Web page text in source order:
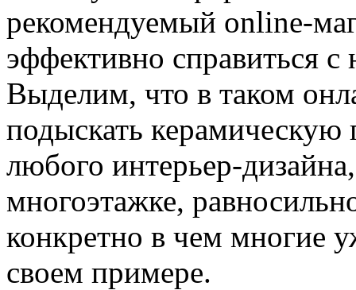
рекомендуемый online-
эффективно справиться
Выделим, что в таком
подыскать
любого интерьер-
многоэтажке,
конкретно в чем многие
своем примере.